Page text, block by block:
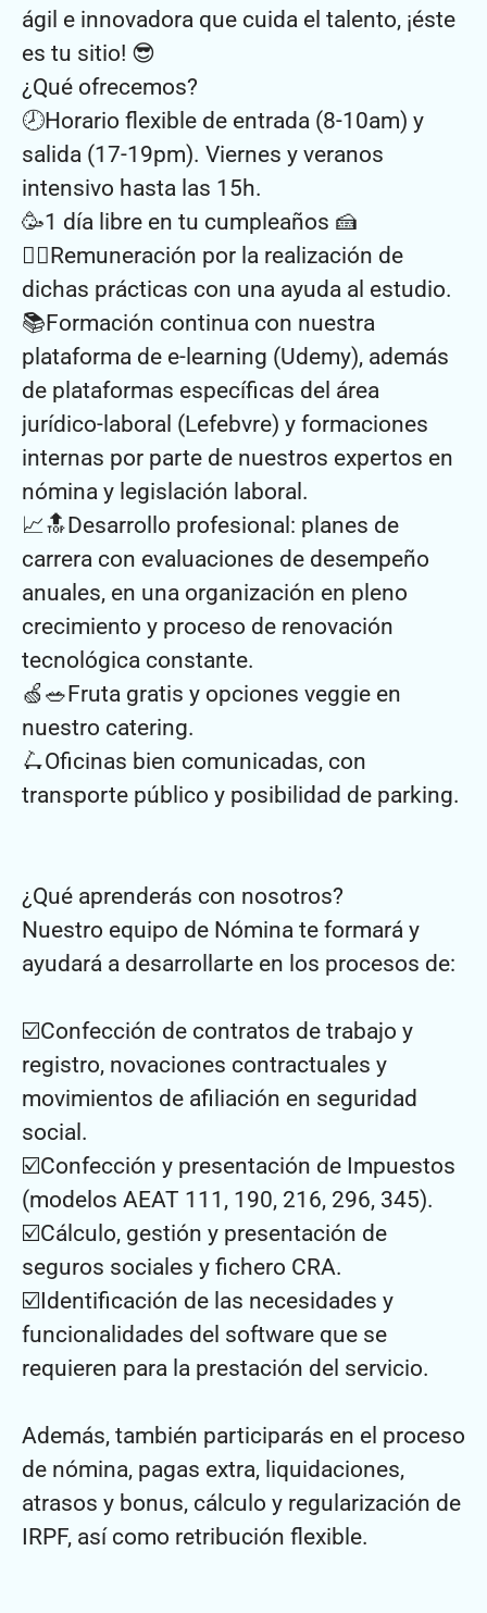
ágil e innovadora que cuida el talento, ¡éste
es tu sitio! 😎
¿Qué ofrecemos?
🕗Horario flexible de entrada (8-10am) y
salida (17-19pm). Viernes y veranos
intensivo hasta las 15h.
🥳1 día libre en tu cumpleaños 🍰
👉🏼Remuneración por la realización de
dichas prácticas con una ayuda al estudio.
📚Formación continua con nuestra
plataforma de e-learning (Udemy), además
de plataformas específicas del área
jurídico-laboral (Lefebvre) y formaciones
internas por parte de nuestros expertos en
nómina y legislación laboral.
📈🔝Desarrollo profesional: planes de
carrera con evaluaciones de desempeño
anuales, en una organización en pleno
crecimiento y proceso de renovación
tecnológica constante.
🍏🥗Fruta gratis y opciones veggie en
nuestro catering.
🛴Oficinas bien comunicadas, con
transporte público y posibilidad de parking.
¿Qué aprenderás con nosotros?
Nuestro equipo de Nómina te formará y
ayudará a desarrollarte en los procesos de:
☑️Confección de contratos de trabajo y
registro, novaciones contractuales y
movimientos de afiliación en seguridad
social.
☑️Confección y presentación de Impuestos
(modelos AEAT 111, 190, 216, 296, 345).
☑️Cálculo, gestión y presentación de
seguros sociales y fichero CRA.
☑️Identificación de las necesidades y
funcionalidades del software que se
requieren para la prestación del servicio.
Además, también participarás en el proceso
de nómina, pagas extra, liquidaciones,
atrasos y bonus, cálculo y regularización de
IRPF, así como retribución flexible.